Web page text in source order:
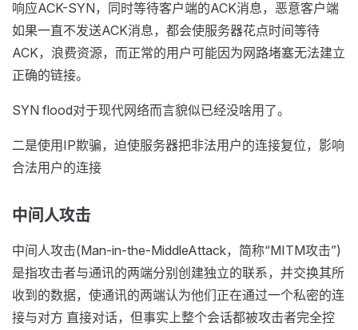
响应ACK-SYN，同时等待客户端的ACK消息，恶意客户端
如果一直不发送ACK消息，都会使服务器花点时间等待
ACK，浪费资源，而正常的用户可能因为网路堵塞无法建立
正确的链接。
SYN flood对于现代网络而言貌似已经没啥用了。
二是使用IP欺骗，迫使服务器把非法用户的连接复位，影响
合法用户的连接
中间人攻击
中间人攻击(Man-in-the-MiddleAttack，简称“MITM攻击”)
是指攻击者与通讯的两端分别创建独立的联系，并交换其所
收到的数据，使通讯的两端认为他们正在通过一个私密的连
接与对方 直接对话，但事实上整个会话都被攻击者完全控